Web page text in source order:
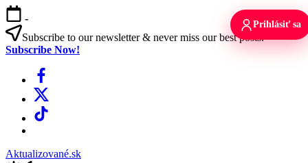
Skip
to
content
-
Subscribe to our newsletter & never miss our best posts.
Subscribe Now!
Facebook
X
TikTok
Aktualizované.sk
Prihlásiť sa